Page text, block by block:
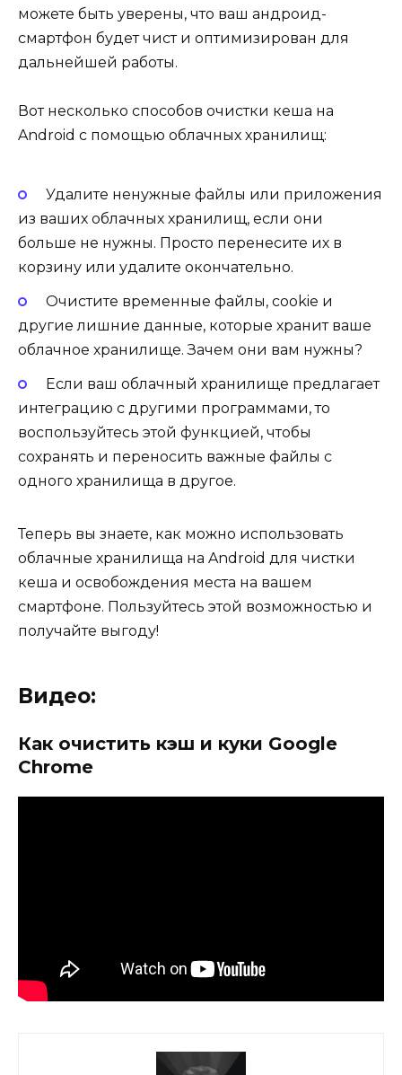
можете быть уверены, что ваш андроид-
смартфон будет чист и оптимизирован для
дальнейшей работы.
Вот несколько способов очистки кеша на
Android с помощью облачных хранилищ:
Удалите ненужные файлы или приложения
из ваших облачных хранилищ, если они
больше не нужны. Просто перенесите их в
корзину или удалите окончательно.
Очистите временные файлы, cookie и
другие лишние данные, которые хранит ваше
облачное хранилище. Зачем они вам нужны?
Если ваш облачный хранилище предлагает
интеграцию с другими программами, то
воспользуйтесь этой функцией, чтобы
сохранять и переносить важные файлы с
одного хранилища в другое.
Теперь вы знаете, как можно использовать
облачные хранилища на Android для чистки
кеша и освобождения места на вашем
смартфоне. Пользуйтесь этой возможностью и
получайте выгоду!
Видео:
Как очистить кэш и куки Google
Chrome